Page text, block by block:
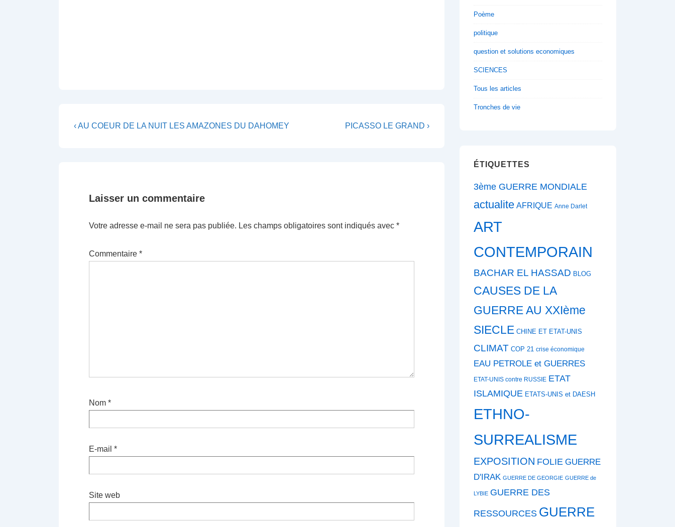
Navigation
Previous
‹ AU COEUR DE LA NUIT LES AMAZONES DU DAHOMEY
Next
PICASSO LE GRAND ›
Laisser un commentaire
Votre adresse e-mail ne sera pas publiée. Les champs obligatoires sont indiqués avec *
Commentaire *
Nom *
E-mail *
Site web
Poème
politique
question et solutions economiques
SCIENCES
Tous les articles
Tronches de vie
ÉTIQUETTES
3ème GUERRE MONDIALE
actualite AFRIQUE Anne Darlet
ART
CONTEMPORAIN
BACHAR EL HASSAD BLOG
CAUSES DE LA
GUERRE AU XXIème
SIECLE CHINE ET ETAT-UNIS
CLIMAT COP 21 crise économique
EAU PETROLE et GUERRES
ETAT-UNIS contre RUSSIE ETAT
ISLAMIQUE ETATS-UNIS et DAESH
ETHNO-
SURREALISME
EXPOSITION FOLIE GUERRE
D'IRAK GUERRE DE GEORGIE GUERRE de
LYBIE GUERRE DES
RESSOURCES GUERRE